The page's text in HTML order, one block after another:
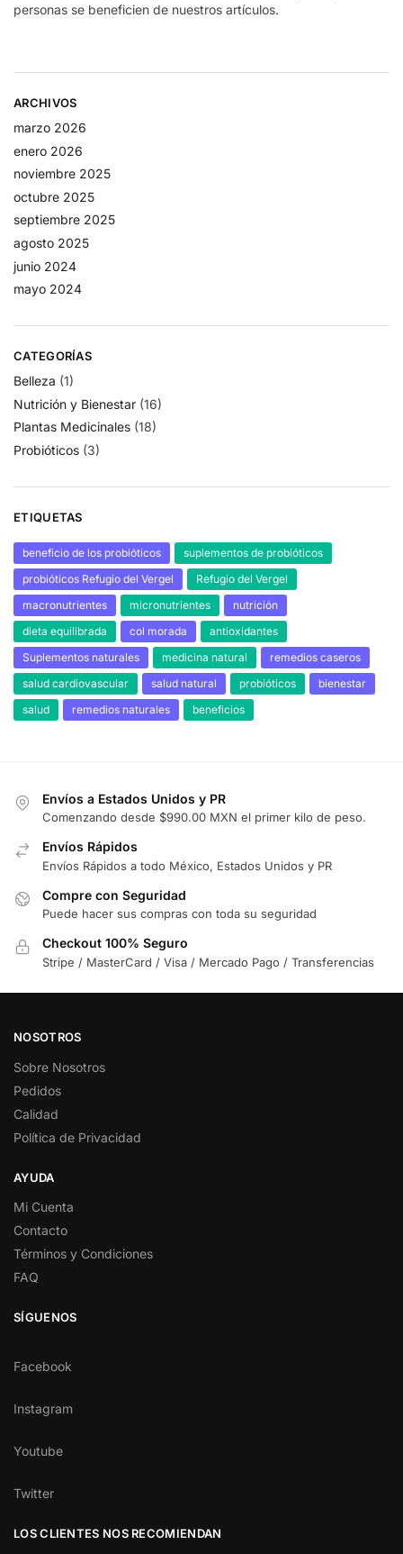
personas se beneficien de nuestros artículos.
ARCHIVOS
marzo 2026
enero 2026
noviembre 2025
octubre 2025
septiembre 2025
agosto 2025
junio 2024
mayo 2024
CATEGORÍAS
Belleza (1)
Nutrición y Bienestar (16)
Plantas Medicinales (18)
Probióticos (3)
ETIQUETAS
beneficio de los probióticos
suplementos de probióticos
probióticos Refugio del Vergel
Refugio del Vergel
macronutrientes
micronutrientes
nutrición
dieta equilibrada
col morada
antioxidantes
Suplementos naturales
medicina natural
remedios caseros
salud cardiovascular
salud natural probióticos
bienestar
salud
remedios naturales beneficios
Envíos a Estados Unidos y PR
Comenzando desde $990.00 MXN el primer kilo de peso.
Envíos Rápidos
Envíos Rápidos a todo México, Estados Unidos y PR
Compre con Seguridad
Puede hacer sus compras con toda su seguridad
Checkout 100% Seguro
Stripe / MasterCard / Visa / Mercado Pago / Transferencias
NOSOTROS
Sobre Nosotros
Pedidos
Calidad
Política de Privacidad
AYUDA
Mi Cuenta
Contacto
Términos y Condiciones
FAQ
SÍGUENOS
Facebook
Instagram
Youtube
Twitter
LOS CLIENTES NOS RECOMIENDAN